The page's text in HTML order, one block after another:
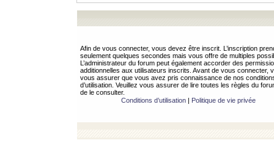
Afin de vous connecter, vous devez être inscrit. L’inscription
seulement quelques secondes mais vous offre de multiples
L’administrateur du forum peut également accorder des
additionnelles aux utilisateurs inscrits. Avant de vous connecter,
vous assurer que vous avez pris connaissance de nos
d’utilisation. Veuillez vous assurer de lire toutes les règles du
de le consulter.
Conditions d’utilisation| Politique de vie privée